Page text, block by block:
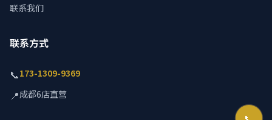
联系我们
联系方式
📞173-1309-9369
📍成都6店直营